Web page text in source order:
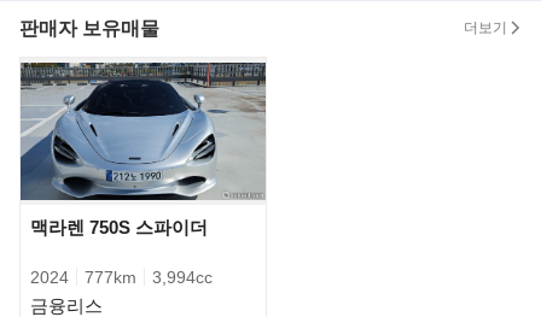
무사고 차량 민트급 차량이라고 감히 말씀드릴수있구요
판매사유는 주행이 없어서 판매합니다 .
메리츠캐피탈 리스 심사후 연락주시면 감사하겠습니다 .
조건변경은 어려우며 승계후 완납은 가능합니다 .
오늘도 좋은하루되세요 !
▶리스 상환 스케줄표
판매자 보유매물 더보기
맥라렌 750S 스파이더
2024 777km 3,994cc
금융리스